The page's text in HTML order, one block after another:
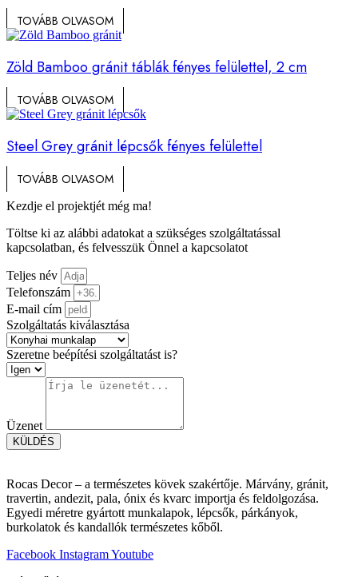
TOVÁBB OLVASOM
Zöld Bamboo gránit táblák fényes felülettel, 2 cm
TOVÁBB OLVASOM
Steel Grey gránit lépcsők fényes felülettel
TOVÁBB OLVASOM
Kezdje el projektjét még ma!
Töltse ki az alábbi adatokat a szükséges szolgáltatással
kapcsolatban, és felvesszük Önnel a kapcsolatot
Teljes név
Telefonszám
E-mail cím
Szolgáltatás kiválasztása
Szeretne beépítési szolgáltatást is?
Üzenet
KÜLDÉS
Rocas Decor – a természetes kövek szakértője. Márvány, gránit,
travertin, andezit, pala, ónix és kvarc importja és feldolgozása.
Egyedi méretre gyártott munkalapok, lépcsők, párkányok,
burkolatok és kandallók természetes kőből.
Facebook InstagramYoutube